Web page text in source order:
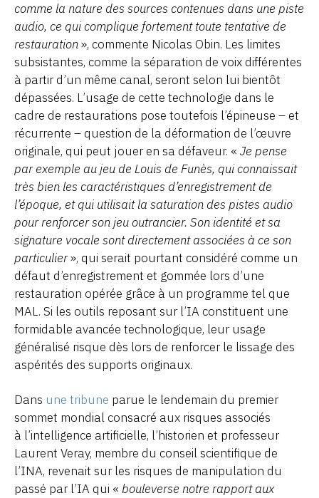
comme la nature des sources contenues dans une piste
audio, ce qui complique fortement toute tentative de
restauration», commente Nicolas Obin. Les limites
subsistantes, comme la séparation de voix différentes
à partir d’un même canal, seront selon lui bientôt
dépassées. L’usage de cette technologie dans le
cadre de restaurations pose toutefois l’épineuse – et
récurrente – question de la déformation de l’œuvre
originale, qui peut jouer en sa défaveur. « Je pense
par exemple au jeu de Louis de Funès, qui connaissait
très bien les caractéristiques d’enregistrement de
l’époque, et qui utilisait la saturation des pistes audio
pour renforcer son jeu outrancier. Son identité et sa
signature vocale sont directement associées à ce son
particulier», qui serait pourtant considéré comme un
défaut d’enregistrement et gommée lors d’une
restauration opérée grâce à un programme tel que
MAL. Si les outils reposant sur l’IA constituent une
formidable avancée technologique, leur usage
généralisé risque dès lors de renforcer le lissage des
aspérités des supports originaux.
Dans une tribune parue le lendemain du premier
sommet mondial consacré aux risques associés
à l’intelligence artificielle, l’historien et professeur
Laurent Veray, membre du conseil scientifique de
l’INA, revenait sur les risques de manipulation du
passé par l’IA qui « bouleverse notre rapport aux